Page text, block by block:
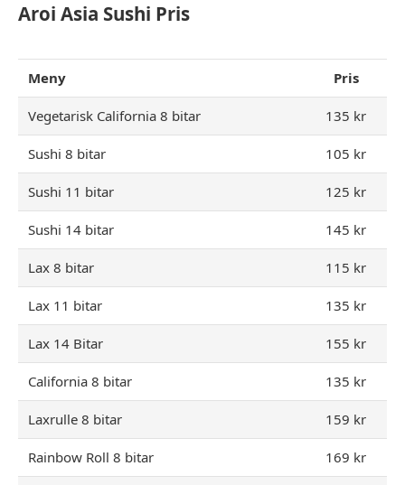
Aroi Asia Sushi Pris
Meny Pris
Vegetarisk California 8 bitar 135 kr
Sushi 8 bitar 105 kr
Sushi 11 bitar 125 kr
Sushi 14 bitar 145 kr
Lax 8 bitar 115 kr
Lax 11 bitar 135 kr
Lax 14 Bitar 155 kr
California 8 bitar 135 kr
Laxrulle 8 bitar 159 kr
Rainbow Roll 8 bitar 169 kr